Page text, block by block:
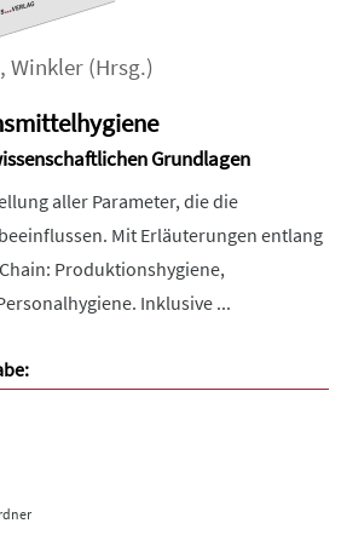
, Winkler (Hrsg.)
Grundlagen
aller Parameter, die die
Mit Erläuterungen entlang
Produktionshygiene,
Inklusive ...